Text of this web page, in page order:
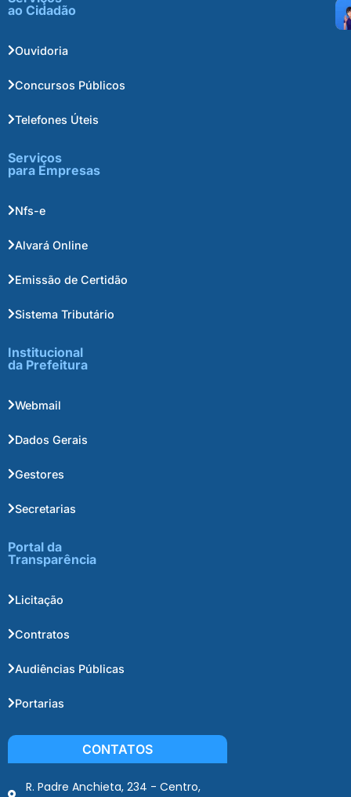
ao Cidadão
Ouvidoria
Concursos Públicos
Telefones Úteis
Serviços
para Empresas
Nfs-e
Alvará Online
Emissão de Certidão
Sistema Tributário
Institucional
da Prefeitura
Webmail
Dados Gerais
Gestores
Secretarias
Portal da
Transparência
Licitação
Contratos
Audiências Públicas
Portarias
CONTATOS
R. Padre Anchieta, 234 - Centro,